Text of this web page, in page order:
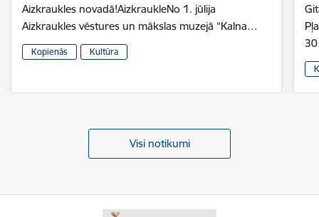
Aizkraukles novadā!AizkraukleNo 1. jūlija
Aizkraukles vēstures un mākslas muzejā “Kalna…
Kopienās Kultūra
Visi notikumi